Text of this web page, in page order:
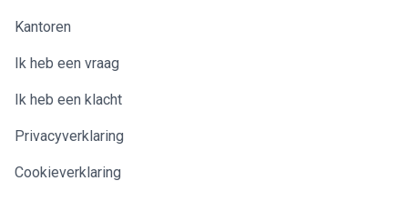
Kantoren
Ik heb een vraag
Ik heb een klacht
Privacyverklaring
Cookieverklaring